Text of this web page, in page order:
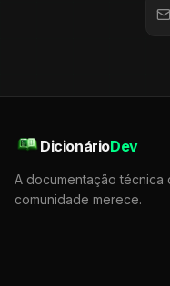
DicionárioDev
A documentação técnica
comunidade merece.